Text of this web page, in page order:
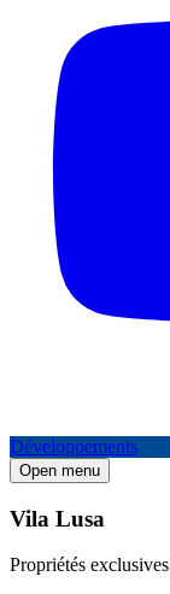
Développements
Open menu
Vila Lusa
Propriétés